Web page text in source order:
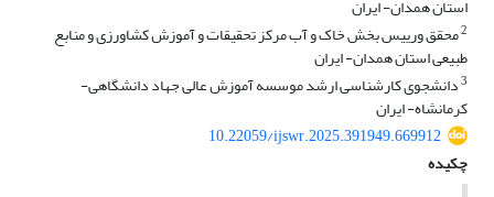
استان همدان- ایران
2محقق ورییس بخش خاک و آب مرکز تحقیقات و آموزش کشاورزی و منابع
طبیعی استان همدان- ایران
3دانشجوی کارشناسی ارشد موسسه آموزش عالی جهاد دانشگاهی-
کرمانشاه- ایران
10.22059/ijswr.2025.391949.669912
چکیده